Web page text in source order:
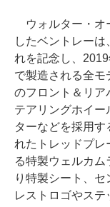
ウォルター・オ
したベントレー
れを記念し、
で製造される全モ
のフロント＆リア
テアリングホイー
ターなどを採用
れたトレッドプ
る特製ウェルカ
り特製シート、
レストロゴやステ